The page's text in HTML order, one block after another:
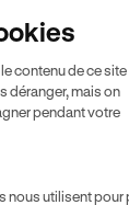
présente
(à savoir
:
Claude
contenu de ce site
déranger, mais on
pendant votre
nous utilisent